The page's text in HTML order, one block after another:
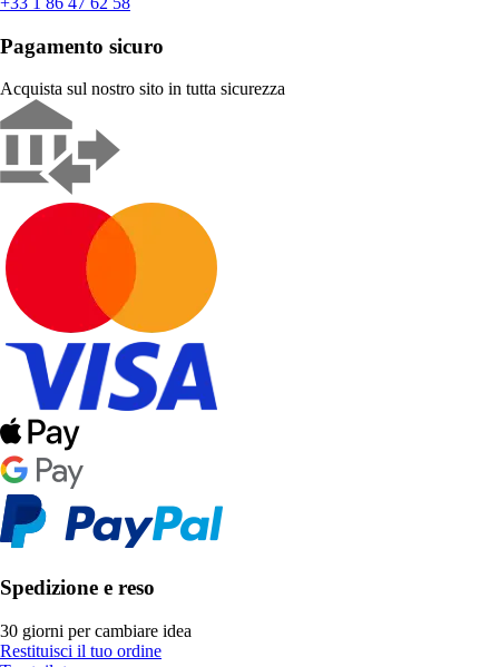
Pagamento sicuro
Acquista sul nostro sito in tutta sicurezza
Spedizione e reso
30 giorni per cambiare idea
Restituisci il tuo ordine